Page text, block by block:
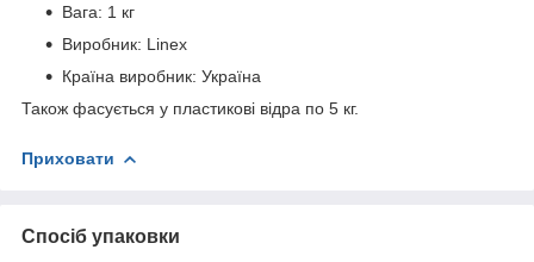
Вага: 1 кг
Виробник: Linex
Країна виробник: Україна
Також фасується у пластикові відра по 5 кг.
Приховати
Спосіб упаковки